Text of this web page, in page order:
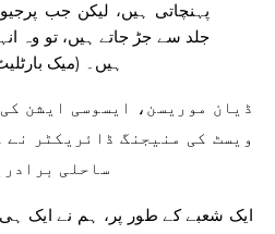
پہنچاتی ہیں، لیکن جب
جلد سے جڑ جاتے ہیں، تو وہ
ہیں۔ (میک
ڈیان موریسن، ایسوسی ایشن
ویسٹ کی منیجنگ ڈائریکٹر
ساحلی